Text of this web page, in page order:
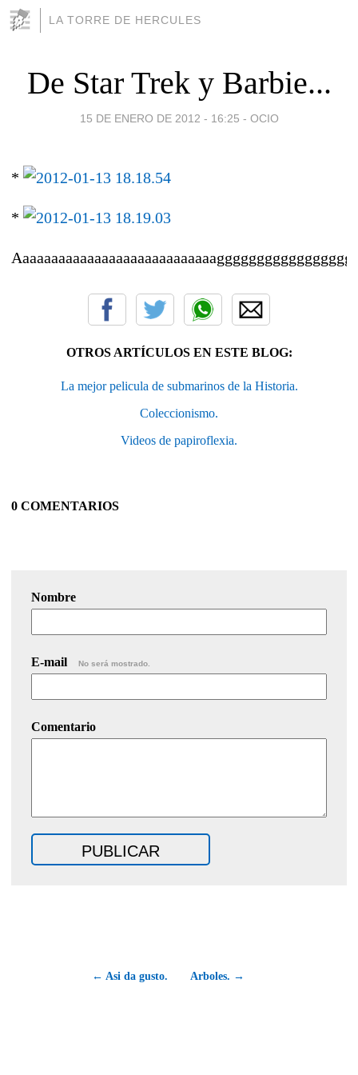
LA TORRE DE HERCULES
De Star Trek y Barbie...
15 DE ENERO DE 2012 - 16:25 - OCIO
*
*
OTROS ARTÍCULOS EN ESTE BLOG:
La mejor pelicula de submarinos de la Historia.
Coleccionismo.
Videos de papiroflexia.
0 COMENTARIOS
Nombre
E-mail No será mostrado.
Comentario
← Asi da gusto. Arboles. →